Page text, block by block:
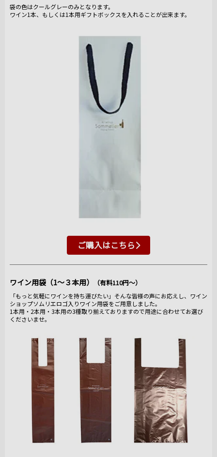
袋の色はクールグレーのみとなります。
ワイン1本、もしくは1本用ギフトボックスを入れることが出来ます。
ご購入はこちら
ワイン用袋（1～３本用） （有料110円～）
「もっと気軽にワインを持ち運びたい」そんな皆様の声にお応えし、ワイン
ショップソムリエロゴ入りワイン用袋をご用意しました。
1本用・2本用・3本用の3種取り揃えておりますので用途に合わせてお選び
くださいませ。